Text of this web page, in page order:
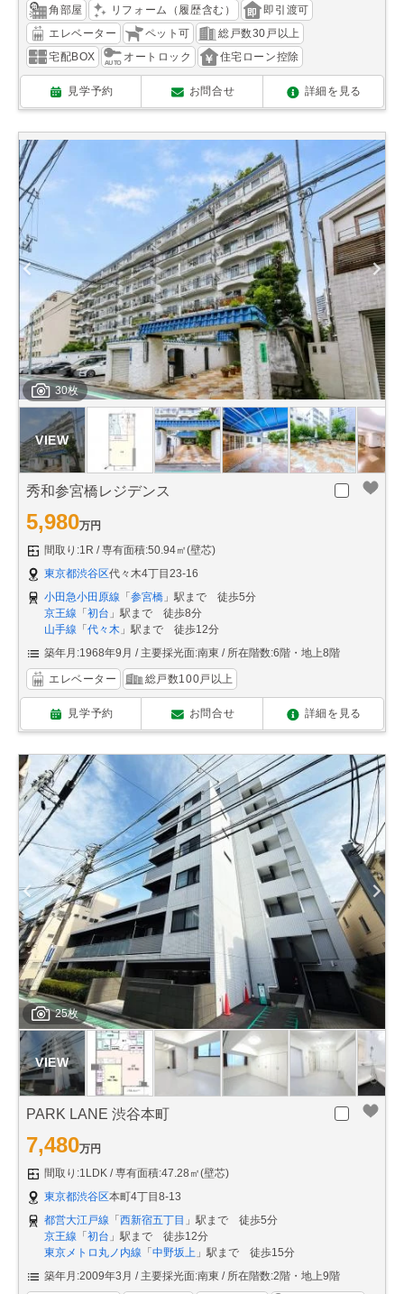
角部屋 リフォーム（履歴含む）
即引渡可
エレベーター
ペット可
総戸数30戸以上
宅配BOX
オートロック 住宅ローン控除
見学予約 お問合せ 詳細を見る
30枚
秀和参宮橋レジデンス
5,980万円
間取り:1R
専有面積:50.94㎡(壁芯)
東京都渋谷区代々木4丁目23-16
小田急小田原線 「 参宮橋 」駅まで 徒歩5分
京王線 「 初台 」駅まで 徒歩8分
山手線 「 代々木 」駅まで 徒歩12分
築年月:1968年9月
主要採光面:南東 所在階数:6階・地上8階
エレベーター 総戸数100戸以上
見学予約 お問合せ 詳細を見る
25枚
PARK LANE 渋谷本町
7,480万円
間取り:1LDK
専有面積:47.28㎡(壁芯)
東京都渋谷区本町4丁目8-13
都営大江戸線 「西新宿五丁目 」駅まで 徒歩5分
京王線 「初台 」駅まで 徒歩12分
東京メトロ丸ノ内線 「中野坂上 」駅まで 徒歩15分
築年月:2009年3月
主要採光面:南東 所在階数:2階・地上9階